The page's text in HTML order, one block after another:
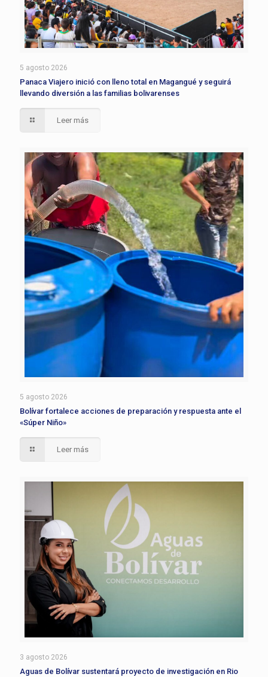
5 agosto 2026
Panaca Viajero inició con lleno total en Magangué y seguirá
llevando diversión a las familias bolivarenses
Leer más
5 agosto 2026
Bolívar fortalece acciones de preparación y respuesta ante el
«Súper Niño»
Leer más
3 agosto 2026
Aguas de Bolívar sustentará proyecto de investigación en Rio